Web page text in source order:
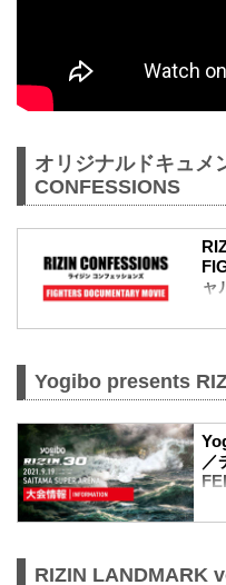
オリジナルドキュメ
CONFESSIONS
ャ
イ
ン
い
Yogibo presents
／
RIZIN LANDMARK